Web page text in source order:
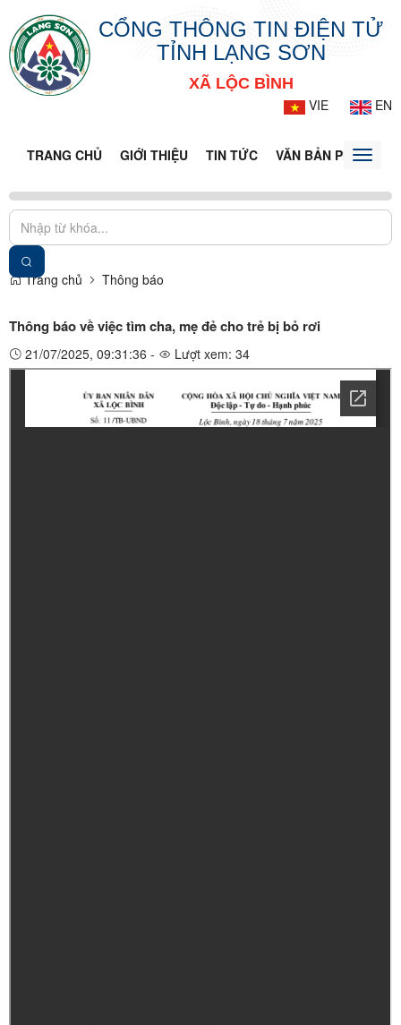
CỔNG THÔNG TIN ĐIỆN TỬ
TỈNH LẠNG SƠN
XÃ LỘC BÌNH
VIE
EN
TRANG CHỦ GIỚI THIỆU TIN TỨC VĂN BẢN PHÁPToggle
Trang chủ Thông báo
Thông báo về việc tìm cha, mẹ đẻ cho trẻ bị bỏ rơi
21/07/2025, 09:31:36 - Lượt xem: 34